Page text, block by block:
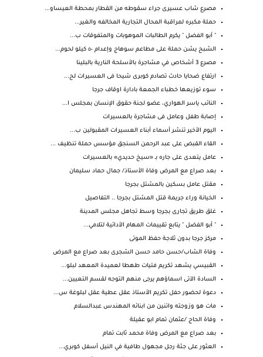
مصرع شاب عسيرى جراء سقوطه من القطار بمحطة العيساو...
حملة مكبره لمراقبة المحال التجارية المخالفه والغير...
" أبو الفضل " يكرم الطالبات الموهوبات والمتفوقات ب...
الشبح يشن حملة على مطاعم سوهاج وإعدام ٥٠ كيلو لحوم...
مصرع 3 أشخاص في مشاجرة بالأسلحة النارية بالبلينا
ارتفاع ضحايا حادث تصادم كوبرى شيحا فى العسيرات لح...
سوء توزيعها خطباء الجمعة بادارة اوقاف جرجا
النائب ياسر الهواري، عضو لجنة حقوق الإنسان بمجلس ا...
إصابة طفل وعامل فى مشاجرة بالعسيرات
اليوم الأخير تنشر أسماء أبناء العسيرات المقبولين ب...
القاء القبض على عبد الرحمن السنجق مؤسس حملة تنظيف ...
عامل يتعدى على جاره بـ «سيخ حديدي» بالعسيرات
بعد صراع مع المرض وفاة الأستاذ/ جمال حماد سليمان
مقتل عامل بسكين بالمشتل بجرجا
الخيانة وراء جريمة قتل المشتل بجرجا .. التفاصيل
غلق طريق تجارى بجرجا وسط تجاهل مجلس المدينة
" أبو الفضل " يتابع تقييمات المهام الأدائية لتلامي...
مركز جرجا بدون ثلاجة حفظ الموتى
وفاة الشاب/حسن حامد حسن الشجرى بعد صراع مع المرض
القبيسي يشهد تكريم فتيات طهطا لعميدة المعهد لبلو...
السادة الآتى اسماؤهم يرجى منهم التوجه لقسم التعيين...
دعوة لحضور حفل تكريم الأستاذ عقل عطية عقل لبلوغة س...
مات هو وزوجته واتنين من ابنائه المهندس عبدالسلام
وفاة الحاج /عثمان تمام ابو عقيلة
بعد صراع مع المرض وفاة محمد ثابت تمام
العثور على جثة رجل مجهول طافية في النيل أسفل كوبري...